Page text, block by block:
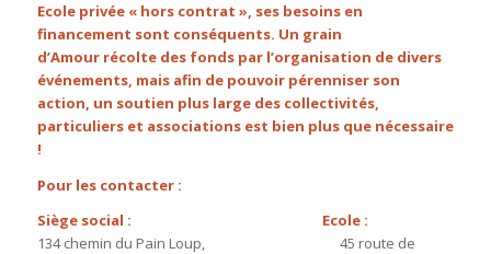
Ecole privée « hors contrat », ses besoins en
financement sont conséquents. Un grain
d’Amour récolte des fonds par l’organisation de divers
événements, mais afin de pouvoir pérenniser son
action, un soutien plus large des collectivités,
particuliers et associations est bien plus que nécessaire
!
Pour les contacter :
Siège social : Ecole :
134 chemin du Pain Loup, 45 route de